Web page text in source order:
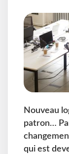
Nouveau
patron…
qui est